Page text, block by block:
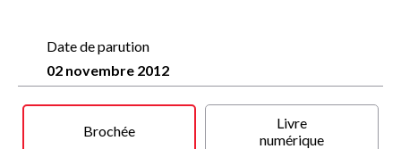
plastique ont détrôné la corne traditionnelle. Persuadé que
celle qu’il aime est toujours vivante, Jacques décide de
retrouver la jeune femme et de démasquer celui qui l’a trahi.
Sud-Ouest généreux que Daniel Vigoulette connaît bien, un
magnifique hommage à une profession disparue, celle de ses
Date de parution
02 novembre 2012
Brochée
Livre
numérique